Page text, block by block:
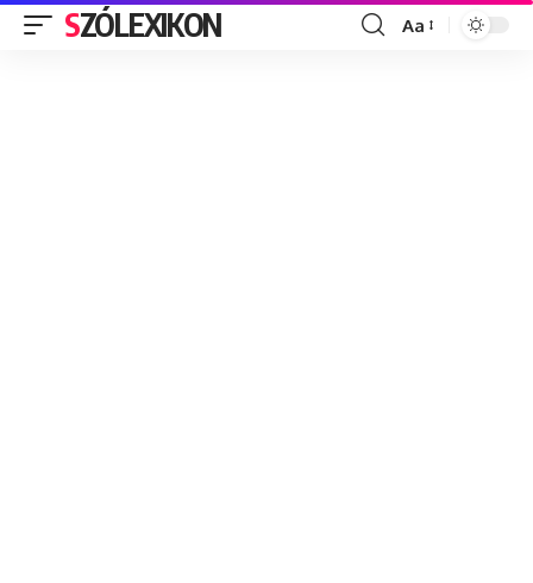
SZÓLEXIKON
Font
Aa